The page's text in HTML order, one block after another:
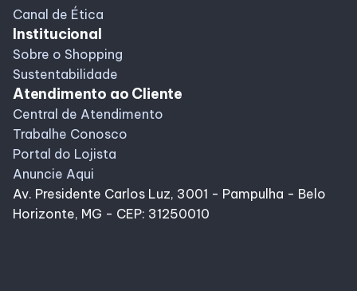
Canal de Ética
Institucional
Sobre o Shopping
Sustentabilidade
Atendimento ao Cliente
Central de Atendimento
Trabalhe Conosco
Portal do Lojista
Anuncie Aqui
Av. Presidente Carlos Luz, 3001 - Pampulha - Belo
Horizonte, MG - CEP: 31250010